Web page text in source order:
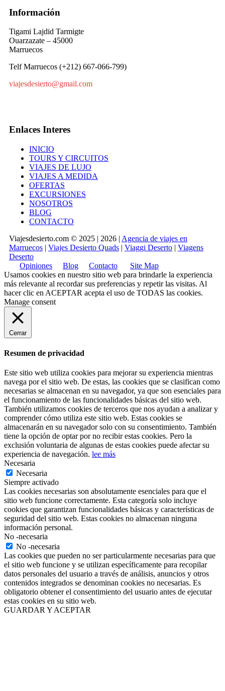
Información
Tigami Lajdid Tarmigte
Ouarzazate – 45000
Marruecos
Telf Marruecos (+212) 667-066-799)
viajesdesierto@gmail.com
Enlaces Interes
INICIO
TOURS Y CIRCUITOS
VIAJES DE LUJO
VIAJES A MEDIDA
OFERTAS
EXCURSIONES
NOSOTROS
BLOG
CONTACTO
Viajesdesierto.com © 2025 | 2026 | Agencia de viajes en
Marruecos | Viajes Desierto Quads | Viaggi Deserto | Viagens
Deserto
Opiniones
Blog Contacto
Site Map
Usamos cookies en nuestro sitio web para brindarle la experiencia
más relevante al recordar sus preferencias y repetir las visitas. Al
hacer clic en ACEPTAR acepta el uso de TODAS las cookies.
Manage consent
Cerrar
Resumen de privacidad
Este sitio web utiliza cookies para mejorar su experiencia mientras
navega por el sitio web. De estas, las cookies que se clasifican como
necesarias se almacenan en su navegador, ya que son esenciales para
el funcionamiento de las funcionalidades básicas del sitio web.
También utilizamos cookies de terceros que nos ayudan a analizar y
comprender cómo utiliza este sitio web. Estas cookies se
almacenarán en su navegador solo con su consentimiento. También
tiene la opción de optar por no recibir estas cookies. Pero la
exclusión voluntaria de algunas de estas cookies puede afectar su
experiencia de navegación. lee más
Necesaria
Necesaria
Siempre activado
Las cookies necesarias son absolutamente esenciales para que el
sitio web funcione correctamente. Esta categoría solo incluye
cookies que garantizan funcionalidades básicas y características de
seguridad del sitio web. Estas cookies no almacenan ninguna
información personal.
No -necesaria
No -necesaria
Las cookies que pueden no ser particularmente necesarias para que
el sitio web funcione y se utilizan específicamente para recopilar
datos personales del usuario a través de análisis, anuncios y otros
contenidos integrados se denominan cookies no necesarias. Es
obligatorio obtener el consentimiento del usuario antes de ejecutar
estas cookies en su sitio web.
GUARDAR Y ACEPTAR